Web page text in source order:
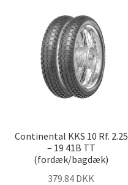
Continental KKS 10 Rf. 2.25
– 19 41B TT
(fordæk/bagdæk)
379.84 DKK